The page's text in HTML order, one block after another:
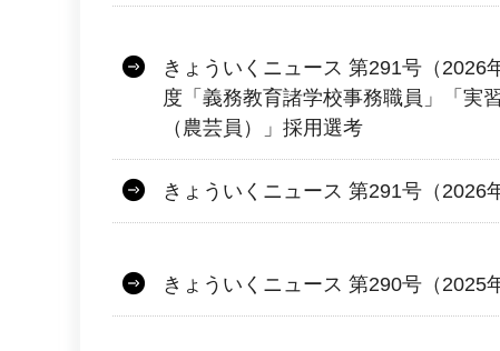
きょういくニュース 第291号（2026
度「義務教育諸学校事務職員」「実
（農芸員）」採用選考
きょういくニュース 第291号（2026
きょういくニュース 第290号（2025